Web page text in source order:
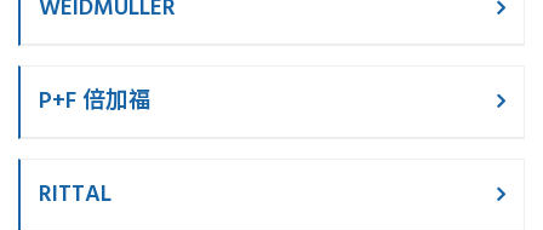
WEIDMULLER
P+F 倍加福
RITTAL